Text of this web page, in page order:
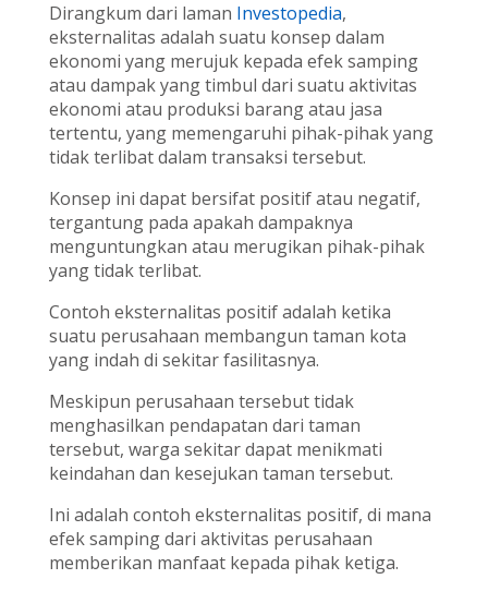
Dirangkum dari laman Investopedia,
eksternalitas adalah suatu konsep dalam
ekonomi yang merujuk kepada efek samping
atau dampak yang timbul dari suatu aktivitas
ekonomi atau produksi barang atau jasa
tertentu, yang memengaruhi pihak-pihak yang
tidak terlibat dalam transaksi tersebut.
Konsep ini dapat bersifat positif atau negatif,
tergantung pada apakah dampaknya
menguntungkan atau merugikan pihak-pihak
yang tidak terlibat.
Contoh eksternalitas positif adalah ketika
suatu perusahaan membangun taman kota
yang indah di sekitar fasilitasnya.
Meskipun perusahaan tersebut tidak
menghasilkan pendapatan dari taman
tersebut, warga sekitar dapat menikmati
keindahan dan kesejukan taman tersebut.
Ini adalah contoh eksternalitas positif, di mana
efek samping dari aktivitas perusahaan
memberikan manfaat kepada pihak ketiga.